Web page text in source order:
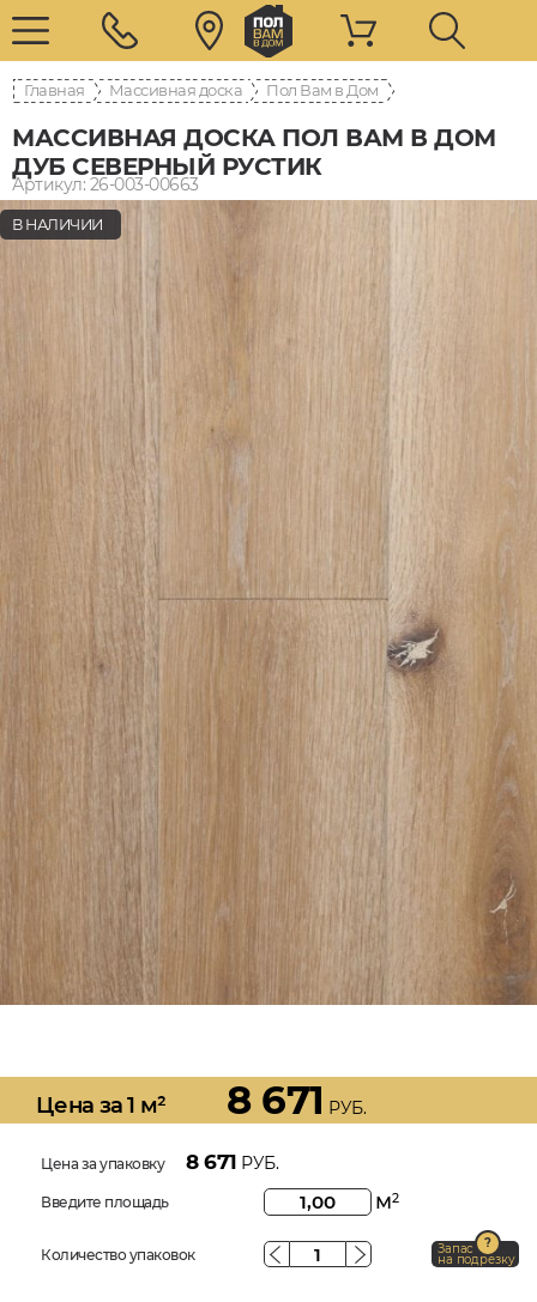
Главная Массивная доска Пол Вам в Дом
МАССИВНАЯ ДОСКА ПОЛ ВАМ В ДОМ
ДУБ СЕВЕРНЫЙ РУСТИК
Артикул: 26-003-00663
В НАЛИЧИИ
Цена за 1 м² 8 671 РУБ.
Цена за упаковку 8 671 РУБ.
Введите площадь м2
Количество упаковок Запас
на подрезку